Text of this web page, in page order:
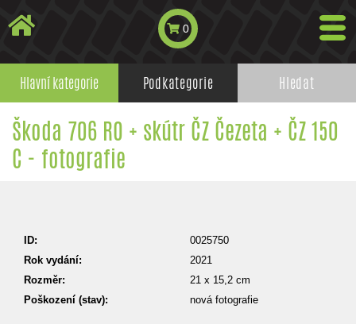
0
Hlavní kategorie Podkategorie Hledat
Škoda 706 RO + skútr ČZ Čezeta + ČZ 150
C - fotografie
ID:
0025750
Rok vydání:
2021
Rozměr:
21 x 15,2 cm
Poškození (stav):
nová fotografie